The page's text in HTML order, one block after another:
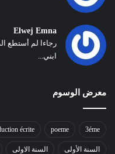
Elwej Emna
رجاءا لم أستطع
ابني...
معرض الوسوم
3éme
poeme
écrite
السنة الأولى السنة الاولى